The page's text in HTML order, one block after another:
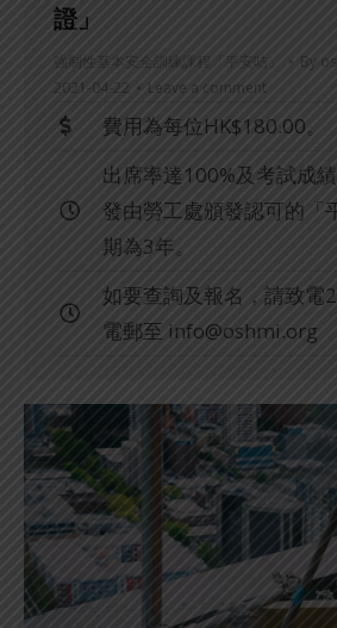
證」
強制性基本安全訓練課程「平安咭」 By
2021-04-22
Leave a comment
費用為每位HK$180.00。
出席率達100%及考試成
發由勞工處頒發認可的「
期為3年。
如要查詢及報名，請致電
電郵至 info@oshmi.org